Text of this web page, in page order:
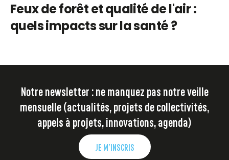
Feux de forêt et qualité de l'air :
quels impacts sur la santé ?
Notre newsletter : ne manquez pas notre veille
mensuelle (actualités, projets de collectivités,
appels à projets, innovations, agenda)
JE M’INSCRIS